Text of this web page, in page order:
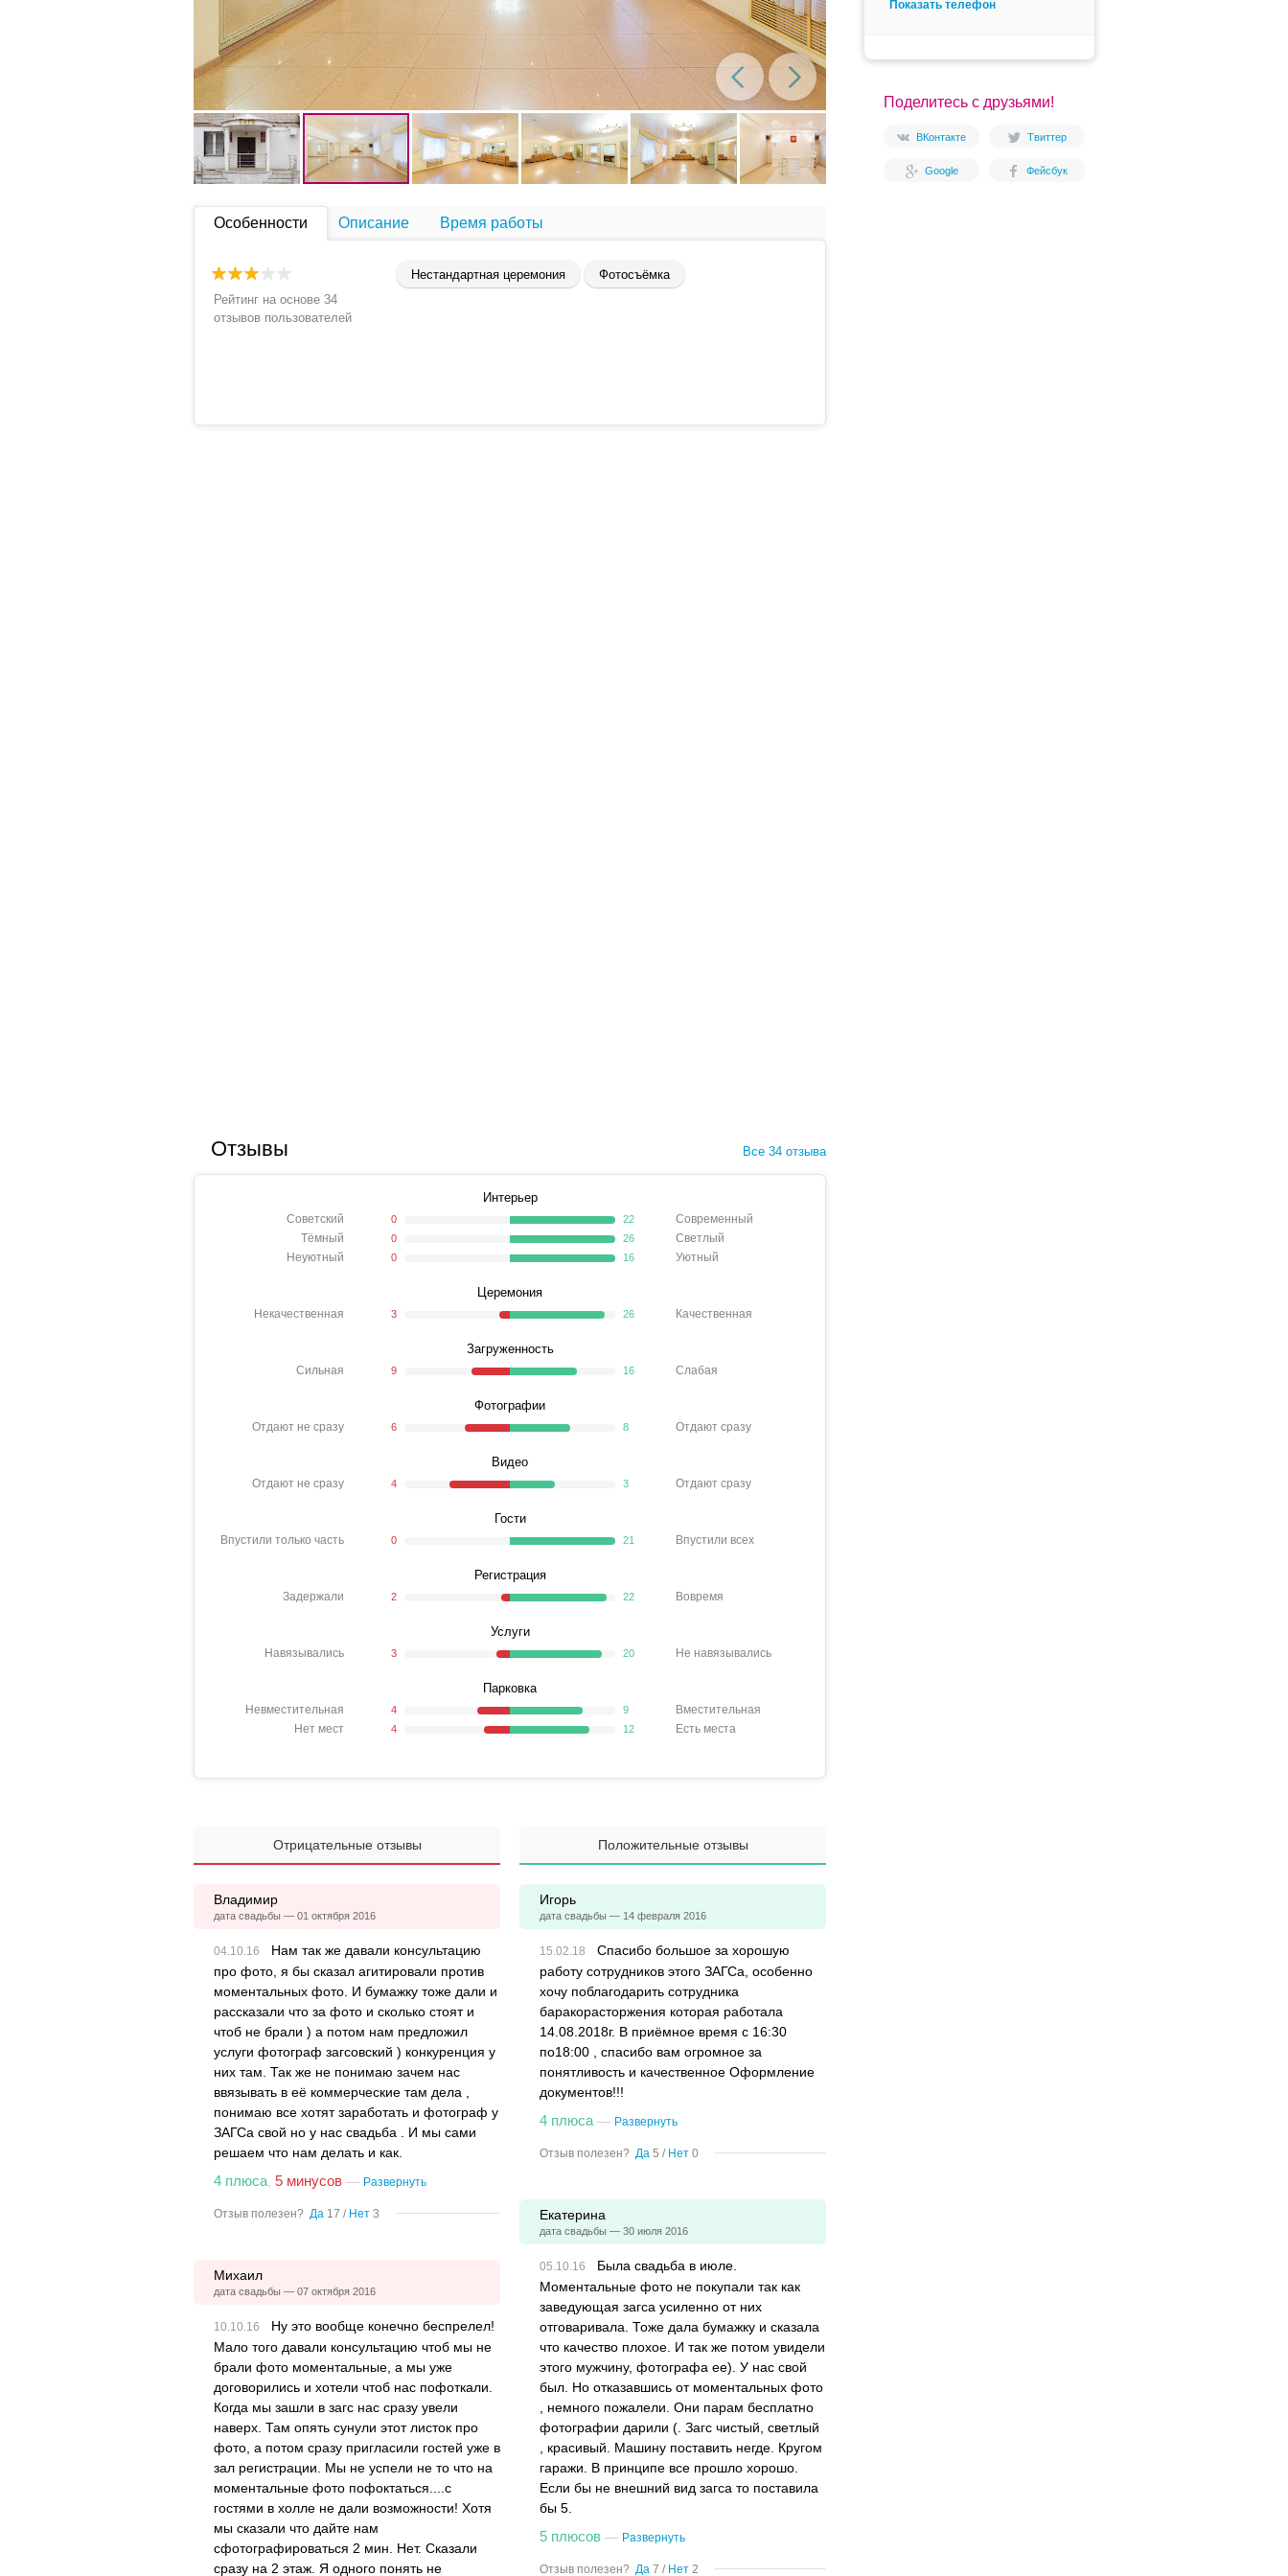
Показать телефон
Поделитесь с друзьями!
ВКонтакте Твиттер
Google Фейсбук
Особенности
Рейтинг на основе 34
отзывов пользователей
Нестандартная церемония Фотосъёмка
Описание Время работы
Отзывы Все 34 отзыва
Интерьер
Советский 0 Современный
22
Тёмный 0 Светлый
26
Неуютный 0 Уютный
16
Церемония
Некачественная 3 Качественная
26
Загруженность
Сильная 9 Слабая
16
Фотографии
Отдают не сразу 6 Отдают сразу
8
Видео
Отдают не сразу 4 Отдают сразу
3
Гости
Впустили только часть 0 Впустили всех
21
Регистрация
Задержали 2 Вовремя
22
Услуги
Навязывались 3 Не навязывались
20
Парковка
Невместительная 4 Вместительная
9
Нет мест 4 Есть места
12
Отрицательные отзывы Положительные отзывы
Владимир
дата свадьбы — 01 октября 2016
Нам так же давали консультацию
про фото, я бы сказал агитировали против
моментальных фото. И бумажку тоже дали и
рассказали что за фото и сколько стоят и
чтоб не брали ) а потом нам предложил
услуги фотограф загсовский ) конкуренция у
них там. Так же не понимаю зачем нас
ввязывать в её коммерческие там дела ,
понимаю все хотят заработать и фотограф у
ЗАГСа свой но у нас свадьба . И мы сами
решаем что нам делать и как.
4 плюса 5 минусов — Развернуть
Отзыв полезен? Да 17 / Нет 3
Михаил
дата свадьбы — 07 октября 2016
Ну это вообще конечно беспрелел!
Мало того давали консультацию чтоб мы не
брали фото моментальные, а мы уже
договорились и хотели чтоб нас пофоткали.
Когда мы зашли в загс нас сразу увели
наверх. Там опять сунули этот листок про
фото, а потом сразу пригласили гостей уже в
зал регистрации. Мы не успели не то что на
моментальные фото пофоктаться....с
гостями в холле не дали возможности! Хотя
мы сказали что дайте нам
сфотографироваться 2 мин. Нет. Сказали
сразу на 2 этаж. Я одного понять не
Игорь
дата свадьбы — 14 февраля 2016
Спасибо большое за хорошую
работу сотрудников этого ЗАГСа, особенно
хочу поблагодарить сотрудника
баракорасторжения которая работала
14.08.2018г. В приёмное время с 16:30
по18:00 , спасибо вам огромное за
понятливость и качественное Оформление
документов!!!
4 плюса — Развернуть
Отзыв полезен? Да 5 / Нет 0
Екатерина
дата свадьбы — 30 июля 2016
Была свадьба в июле.
Моментальные фото не покупали так как
заведующая загса усиленно от них
отговаривала. Тоже дала бумажку и сказала
что качество плохое. И так же потом увидели
этого мужчину, фотографа ее). У нас свой
был. Но отказавшись от моментальных фото
, немного пожалели. Они парам бесплатно
фотографии дарили (. Загс чистый, светлый
, красивый. Машину поставить негде. Кругом
гаражи. В принципе все прошло хорошо.
Если бы не внешний вид загса то поставила
бы 5.
5 плюсов — Развернуть
Отзыв полезен? Да 7 / Нет 2